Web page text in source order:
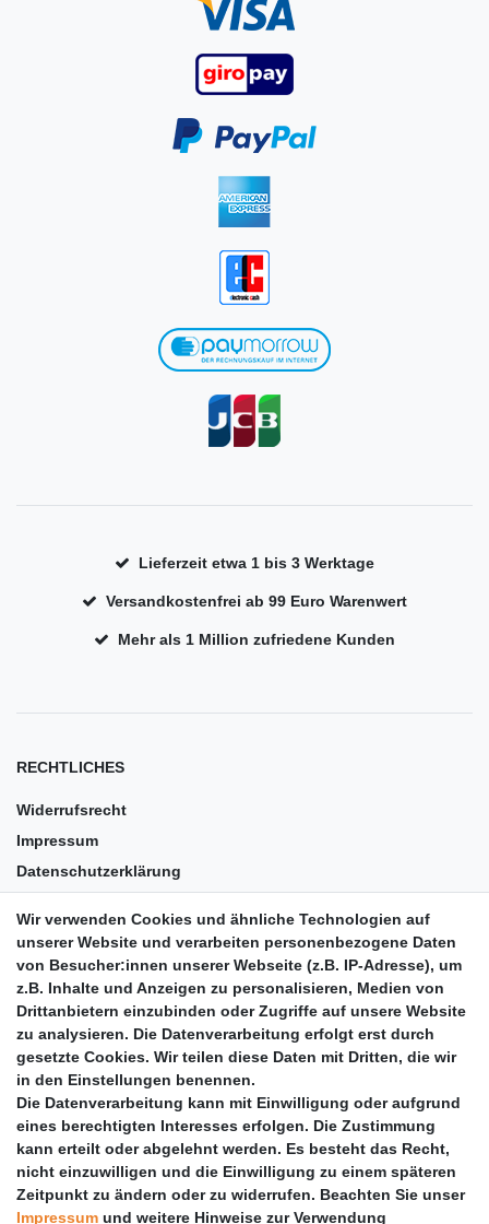
Lieferzeit etwa 1 bis 3 Werktage
Versandkostenfrei ab 99 Euro Warenwert
Mehr als 1 Million zufriedene Kunden
RECHTLICHES
Widerrufsrecht
Impressum
Datenschutzerklärung
Barrierefreiheit
Anleitungen
Vertrag widerrufen
PARTNER
DHL
GLS
PaketPLUS
Wir verwenden Cookies und ähnliche Technologien auf
unserer Website und verarbeiten personenbezogene Daten
von Besucher:innen unserer Webseite (z.B. IP-Adresse), um
z.B. Inhalte und Anzeigen zu personalisieren, Medien von
Drittanbietern einzubinden oder Zugriffe auf unsere Website
zu analysieren. Die Datenverarbeitung erfolgt erst durch
gesetzte Cookies. Wir teilen diese Daten mit Dritten, die wir
in den Einstellungen benennen.
Die Datenverarbeitung kann mit Einwilligung oder aufgrund
eines berechtigten Interesses erfolgen. Die Zustimmung
kann erteilt oder abgelehnt werden. Es besteht das Recht,
nicht einzuwilligen und die Einwilligung zu einem späteren
Zeitpunkt zu ändern oder zu widerrufen. Beachten Sie unser
Impressum und weitere Hinweise zur Verwendung